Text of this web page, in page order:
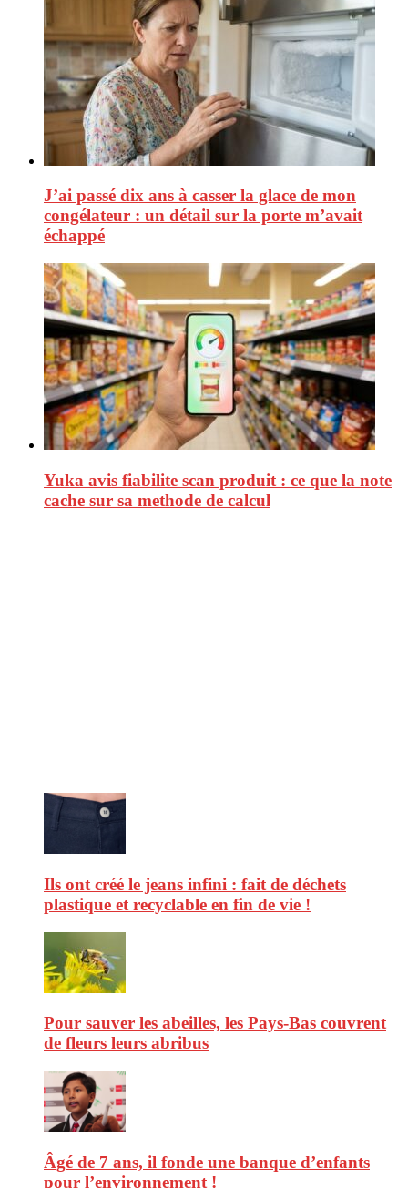
J’ai passé dix ans à casser la glace de mon
congélateur : un détail sur la porte m’avait
échappé
Yuka avis fiabilite scan produit : ce que la note
cache sur sa methode de calcul
Ils ont créé le jeans infini : fait de déchets
plastique et recyclable en fin de vie !
Pour sauver les abeilles, les Pays-Bas couvrent
de fleurs leurs abribus
Âgé de 7 ans, il fonde une banque d’enfants
pour l’environnement !